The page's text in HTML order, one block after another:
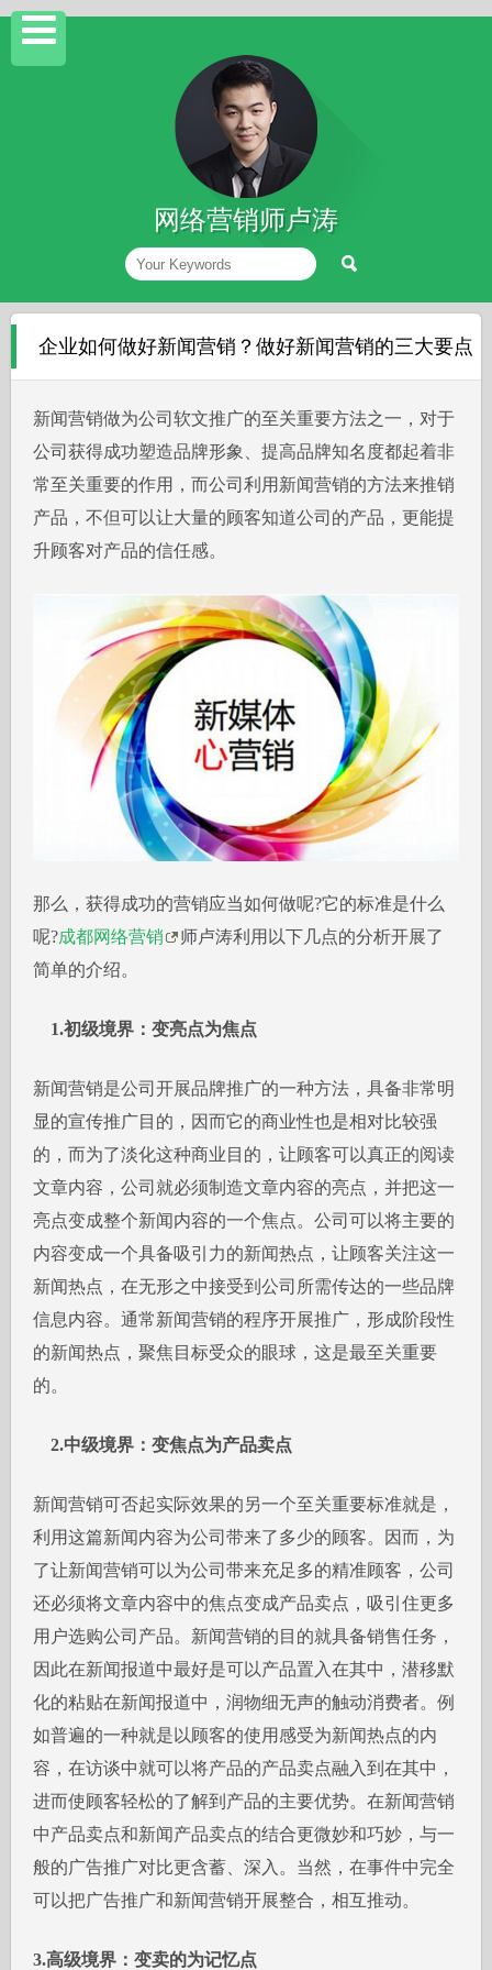
网络营销师卢涛
企业如何做好新闻营销？做好新闻营销的三大要点
新闻营销做为公司软文推广的至关重要方法之一，对于
公司获得成功塑造品牌形象、提高品牌知名度都起着非
常至关重要的作用，而公司利用新闻营销的方法来推销
产品，不但可以让大量的顾客知道公司的产品，更能提
升顾客对产品的信任感。
那么，获得成功的营销应当如何做呢?它的标准是什么
呢?成都网络营销
师卢涛利用以下几点的分析开展了
简单的介绍。
1.初级境界：变亮点为焦点
新闻营销是公司开展品牌推广的一种方法，具备非常明
显的宣传推广目的，因而它的商业性也是相对比较强
的，而为了淡化这种商业目的，让顾客可以真正的阅读
文章内容，公司就必须制造文章内容的亮点，并把这一
亮点变成整个新闻内容的一个焦点。公司可以将主要的
内容变成一个具备吸引力的新闻热点，让顾客关注这一
新闻热点，在无形之中接受到公司所需传达的一些品牌
信息内容。通常新闻营销的程序开展推广，形成阶段性
的新闻热点，聚焦目标受众的眼球，这是最至关重要
的。
2.中级境界：变焦点为产品卖点
新闻营销可否起实际效果的另一个至关重要标准就是，
利用这篇新闻内容为公司带来了多少的顾客。因而，为
了让新闻营销可以为公司带来充足多的精准顾客，公司
还必须将文章内容中的焦点变成产品卖点，吸引住更多
用户选购公司产品。新闻营销的目的就具备销售任务，
因此在新闻报道中最好是可以产品置入在其中，潜移默
化的粘贴在新闻报道中，润物细无声的触动消费者。例
如普遍的一种就是以顾客的使用感受为新闻热点的内
容，在访谈中就可以将产品的产品卖点融入到在其中，
进而使顾客轻松的了解到产品的主要优势。在新闻营销
中产品卖点和新闻产品卖点的结合更微妙和巧妙，与一
般的广告推广对比更含蓄、深入。当然，在事件中完全
可以把广告推广和新闻营销开展整合，相互推动。
3.高级境界：变卖的为记忆点